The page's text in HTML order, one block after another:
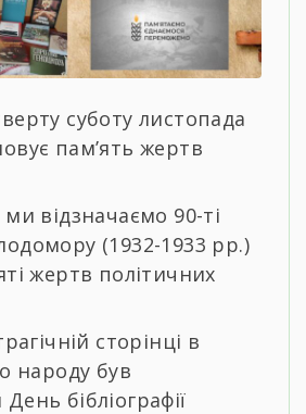
суботу листопада
пам’ять жертв
відзначаємо 90-ті
(1932-1933 рр.)
жертв політичних
сторінці в
народу був
бібліографії